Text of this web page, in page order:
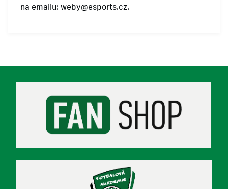
na emailu: weby@esports.cz.